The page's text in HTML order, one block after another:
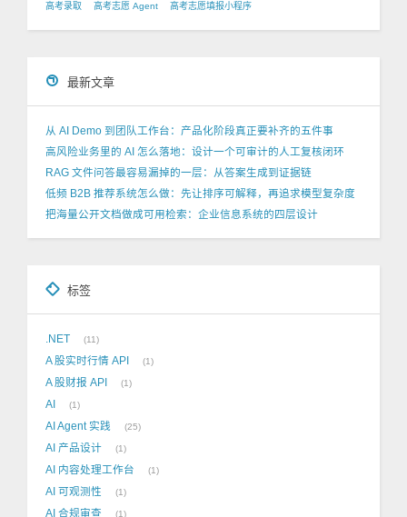
高考录取 高考志愿 Agent 高考志愿填报小程序
最新文章
从 AI Demo 到团队工作台：产品化阶段真正要补齐的五件事
高风险业务里的 AI 怎么落地：设计一个可审计的人工复核闭环
RAG 文件问答最容易漏掉的一层：从答案生成到证据链
低频 B2B 推荐系统怎么做：先让排序可解释，再追求模型复杂度
把海量公开文档做成可用检索：企业信息系统的四层设计
标签
.NET 11
A 股实时行情 API 1
A 股财报 API 1
AI 1
AI Agent 实践 25
AI 产品设计 1
AI 内容处理工作台 1
AI 可观测性 1
AI 合规审查 1